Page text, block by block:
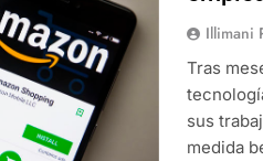
Illimani
Tras
sus
medida